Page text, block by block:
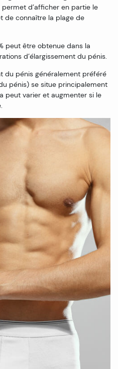
permet d’afficher en partie le
de connaître la plage de
peut être obtenue dans la
d’élargissement du pénis.
du pénis généralement préféré
pénis) se situe principalement
peut varier et augmenter si le